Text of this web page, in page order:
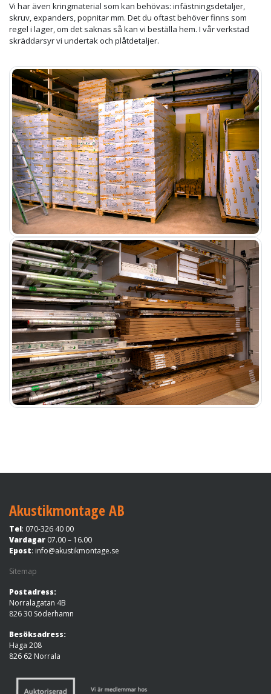
Vi har även kringmaterial som kan behövas: infästningsdetaljer,
skruv, expanders, popnitar mm. Det du oftast behöver finns som
regel i lager, om det saknas så kan vi beställa hem. I vår verkstad
skräddarsyr vi undertak och plåtdetaljer.
Akustikmontage AB
Tel: 070-326 40 00
Vardagar 07.00 – 16.00
Epost: info@akustikmontage.se
Sitemap
Postadress:
Norralagatan 4B
826 30 Söderhamn
Besöksadress:
Haga 208
826 62 Norrala